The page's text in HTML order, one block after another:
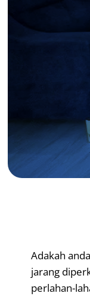
Adakah
jarang
perlahan-